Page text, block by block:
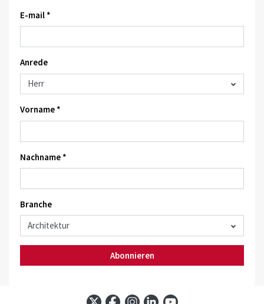
E-mail *
Anrede
Vorname *
Nachname *
Branche
Abonnieren